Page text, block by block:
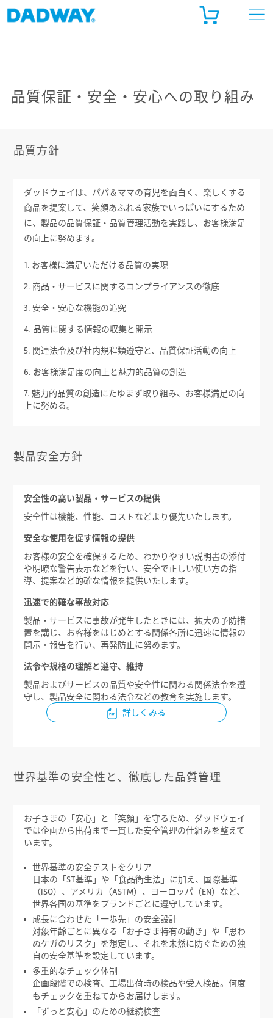
ゴベビー公式 オンラインストア
ショッピング
品質保証・安全・安心への取り組み
品質方針
ダッドウェイは、パパ＆ママの育児を面白く、楽しくする
商品を提案して、笑顔あふれる家族でいっぱいにするため
に、製品の品質保証・品質管理活動を実践し、お客様満足
の向上に努めます。
1. お客様に満足いただける品質の実現
2. 商品・サービスに関するコンプライアンスの徹底
3. 安全・安心な機能の追究
4. 品質に関する情報の収集と開示
5. 関連法令及び社内規程類遵守と、品質保証活動の向上
6. お客様満足度の向上と魅力的品質の創造
7. 魅力的品質の創造にたゆまず取り組み、お客様満足の向
上に努める。
製品安全方針
安全性の高い製品・サービスの提供
安全性は機能、性能、コストなどより優先いたします。
安全な使用を促す情報の提供
お客様の安全を確保するため、わかりやすい説明書の添付
や明瞭な警告表示などを行い、安全で正しい使い方の指
導、提案など的確な情報を提供いたします。
迅速で的確な事故対応
製品・サービスに事故が発生したときには、拡大の予防措
置を講じ、お客様をはじめとする関係各所に迅速に情報の
開示・報告を行い、再発防止に努めます。
法令や規格の理解と遵守、維持
製品およびサービスの品質や安全性に関わる関係法令を遵
守し、製品安全に関わる法令などの教育を実施します。
詳しくみる
世界基準の安全性と、徹底した品質管理
お子さまの「安心」と「笑顔」を守るため、ダッドウェイ
では企画から出荷まで一貫した安全管理の仕組みを整えて
います。
世界基準の安全テストをクリア
日本の「ST基準」や「食品衛生法」に加え、国際基準
（ISO）、アメリカ（ASTM）、ヨーロッパ（EN）など、
世界各国の基準をブランドごとに遵守しています。
成長に合わせた「一歩先」の安全設計
対象年齢ごとに異なる「お子さま特有の動き」や「思わ
ぬケガのリスク」を想定し、それを未然に防ぐための独
自の安全基準を設定しています。
多重的なチェック体制
企画段階での検査、工場出荷時の検品や受入検品。何度
もチェックを重ねてからお届けします。
「ずっと安心」のための継続検査